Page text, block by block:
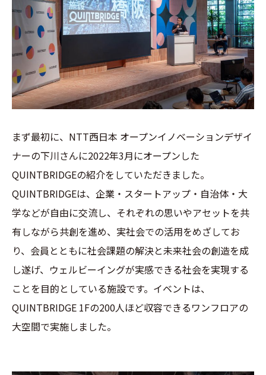
まず最初に、NTT西日本 オープンイノベーションデザイ
ナーの下川さんに2022年3月にオープンした
QUINTBRIDGEの紹介をしていただきました。
QUINTBRIDGEは、企業・スタートアップ・自治体・大
学などが自由に交流し、それぞれの思いやアセットを共
有しながら共創を進め、実社会での活用をめざしてお
り、会員とともに社会課題の解決と未来社会の創造を成
し遂げ、ウェルビーイングが実感できる社会を実現する
ことを目的としている施設です。イベントは、
QUINTBRIDGE 1Fの200人ほど収容できるワンフロアの
大空間で実施しました。